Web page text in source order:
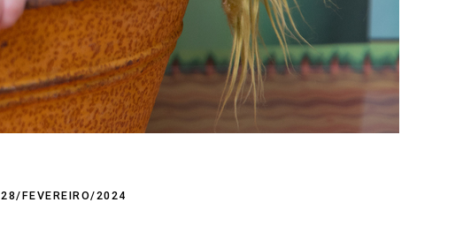
28/FEVEREIRO/2024